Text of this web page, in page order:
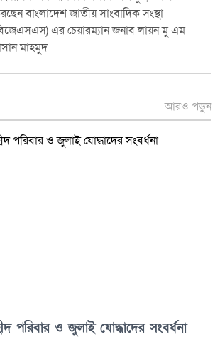
বাংলাদেশ জাতীয় সাংবাদিক সংস্থা
এর চেয়ারম্যান জনাব লায়ন মু এম
মাহমুদ
আরও পড়ুন
পরিবার ও জুলাই যোদ্ধাদের সংবর্ধনা